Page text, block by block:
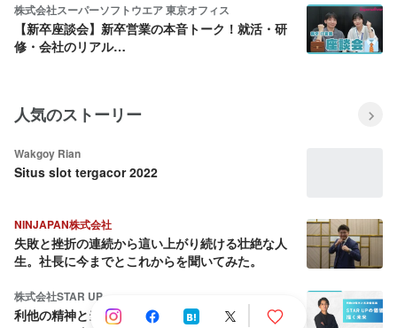
株式会社スーパーソフトウエア 東京オフィス
【新卒座談会】新卒営業の本音トーク！就活・研
修・会社のリアル…
人気のストーリー
Wakgoy Rian
Situs slot tergacor 2022
NINJAPAN株式会社
失敗と挫折の連続から這い上がり続ける壮絶な人
生。社長に今までとこれからを聞いてみた。
株式会社STAR UP
利他の精神と当事者意識：CPO池田八輝が語る